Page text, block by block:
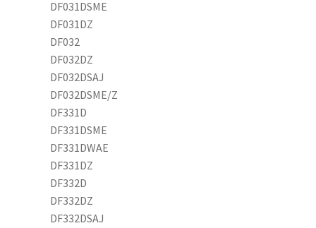
DF031DSME
DF031DZ
DF032
DF032DZ
DF032DSAJ
DF032DSME/Z
DF331D
DF331DSME
DF331DWAE
DF331DZ
DF332D
DF332DZ
DF332DSAJ